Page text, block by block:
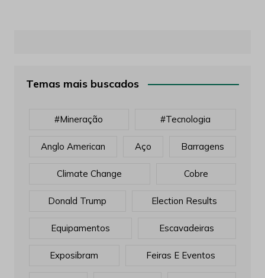
Temas mais buscados
#mineração #tecnologia
Anglo American Aço Barragens
Climate Change Cobre
Donald Trump Election Results
Equipamentos Escavadeiras
Exposibram Feiras E Eventos